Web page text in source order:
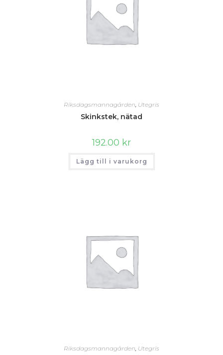
Riksdagsmannagården Utegris
Skinkstek, nätad
192.00 kr
Lägg till i varukorg
Riksdagsmannagården, Utegris